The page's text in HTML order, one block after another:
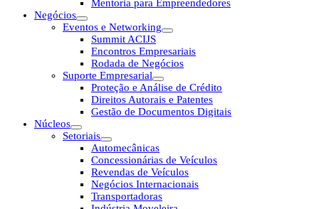
Mentoria para Empreendedores
Negócios
Eventos e Networking
Summit ACIJS
Encontros Empresariais
Rodada de Negócios
Suporte Empresarial
Proteção e Análise de Crédito
Direitos Autorais e Patentes
Gestão de Documentos Digitais
Núcleos
Setoriais
Automecânicas
Concessionárias de Veículos
Revendas de Veículos
Negócios Internacionais
Transportadoras